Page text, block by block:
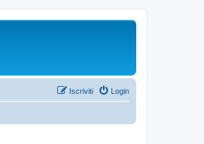
Login
Iscriviti